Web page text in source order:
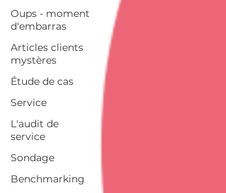
Oups - moment
d'embarras
Articles clients
mystères
Étude de cas
Service
L'audit de
service
Sondage
Benchmarking